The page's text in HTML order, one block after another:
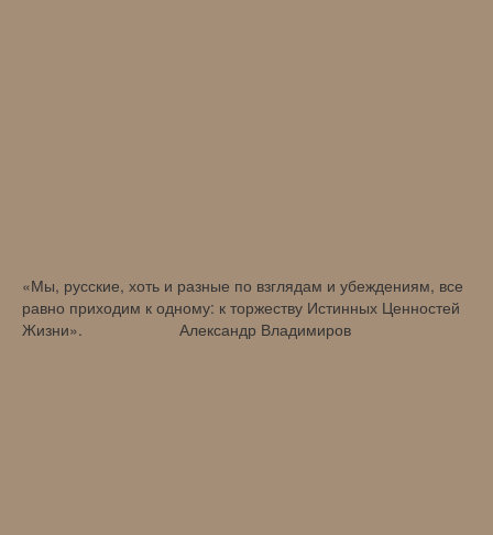
«Мы, русские, хоть и разные по взглядам и убеждениям, все
равно приходим к одному: к торжеству Истинных Ценностей
Жизни». Александр Владимиров